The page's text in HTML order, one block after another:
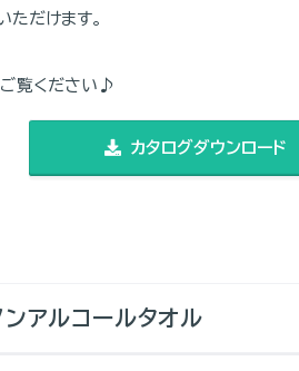
ただけます。
ご覧ください♪
カタログダウンロード
アルコールタオル